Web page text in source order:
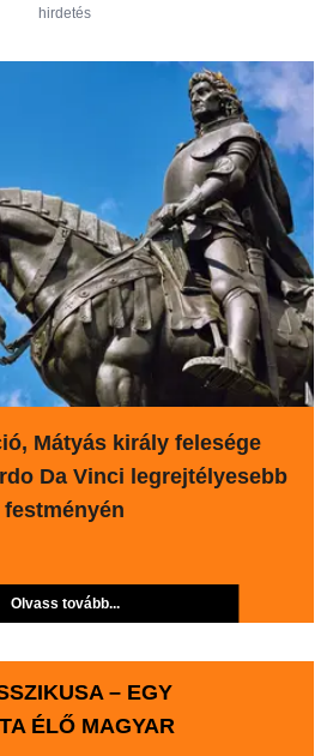
hirdetés
Mátyás király felesége
Da Vinci legrejtélyesebb
festményén
Olvass tovább...
– EGY
ÉLŐ MAGYAR